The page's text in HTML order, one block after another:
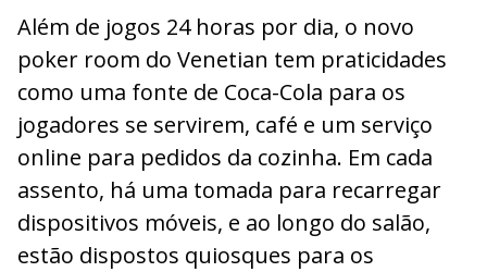
Além de jogos 24 horas por dia, o novo
poker room do Venetian tem praticidades
como uma fonte de Coca-Cola para os
jogadores se servirem, café e um serviço
online para pedidos da cozinha. Em cada
assento, há uma tomada para recarregar
dispositivos móveis, e ao longo do salão,
estão dispostos quiosques para os